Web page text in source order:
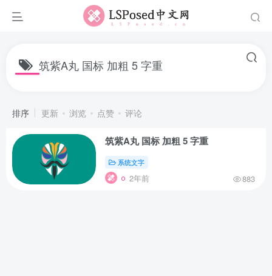
筑紫A丸 国标 加粗 5 字重
排序 更新 浏览 点赞 评论
筑紫A丸 国标 加粗 5 字重
系统文字
2年前 883